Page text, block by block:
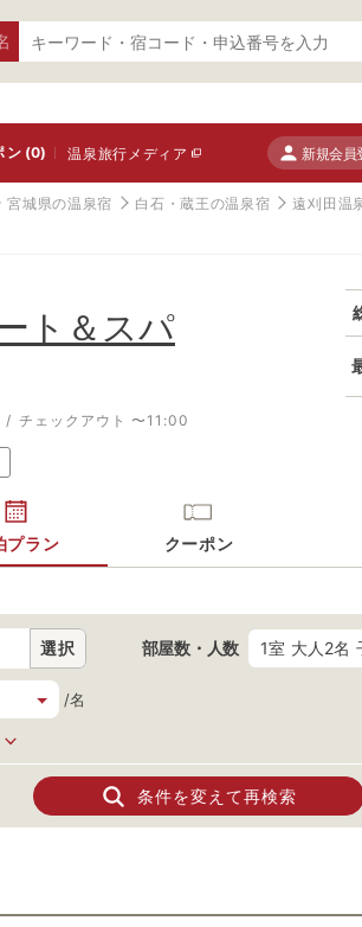
ン(0) 温泉旅行メディア 新規会員
宮城県の温泉宿 白石・蔵王の温泉宿 遠刈田温
ト＆スパ
チェックアウト 〜11:00
プラン クーポン
選択 部屋数・人数 1室 大人2名
/名
条件を変えて再検索